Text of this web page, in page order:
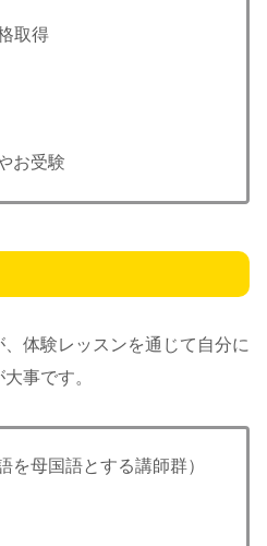
取得
お受験
体験レッスンを通じて自分に
事です。
母国語とする講師群）